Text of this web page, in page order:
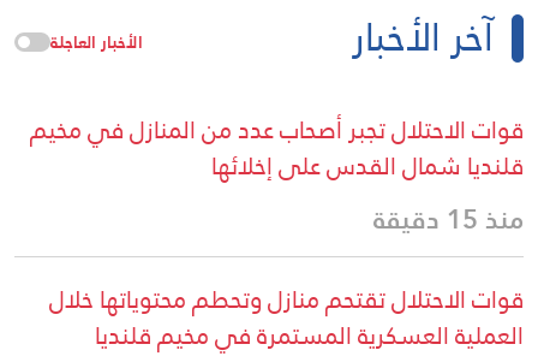
آخر الأخبار الأخبار العاجلة
قوات الاحتلال تجبر أصحاب عدد من المنازل في مخيم
قلنديا شمال القدس على إخلائها
منذ 15 دقيقة
قوات الاحتلال تقتحم منازل وتحطم محتوياتها خلال
العملية العسكرية المستمرة في مخيم قلنديا